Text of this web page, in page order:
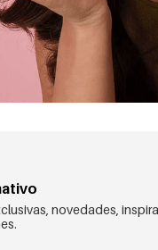
novedades,